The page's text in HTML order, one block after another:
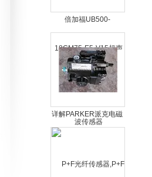
倍加福UB500-
18GM75-E5-V15超声
波传感器
详解PARKER派克电磁
阀可靠性